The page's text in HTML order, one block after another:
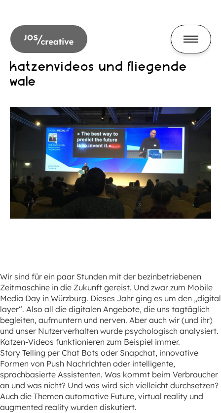
katzenvideos und fliegende
wale
Wir sind für ein paar Stunden mit der bezinbetriebenen
Zeitmaschine in die Zukunft gereist. Und zwar zum Mobile
Media Day in Würzburg. Dieses Jahr ging es um den „digital
layer“. Also all die digitalen Angebote, die uns tagtäglich
begleiten, aufmuntern und nerven. Aber auch wir (und ihr)
und unser Nutzerverhalten wurde psychologisch analysiert.
Katzen-Videos funktionieren zum Beispiel immer.
Story Telling per Chat Bots oder Snapchat, innovative
Formen von Push Nachrichten oder intelligente,
sprachbasierte Assistenten. Was kommt beim Verbraucher
an und was nicht? Und was wird sich vielleicht durchsetzen?
Auch die Themen automotive Future, virtual reality und
augmented reality wurden diskutiert.